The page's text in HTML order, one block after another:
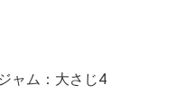
ャム：大さじ4